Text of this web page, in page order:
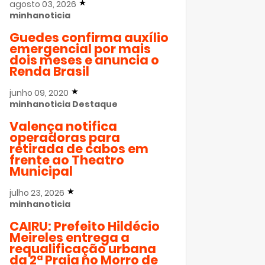
agosto 03, 2026
minhanoticia
Guedes confirma auxílio
emergencial por mais
dois meses e anuncia o
Renda Brasil
junho 09, 2020
minhanoticia Destaque
Valença notifica
operadoras para
retirada de cabos em
frente ao Theatro
Municipal
julho 23, 2026
minhanoticia
CAIRU: Prefeito Hildécio
Meireles entrega a
requalificação urbana
da 2ª Praia no Morro de